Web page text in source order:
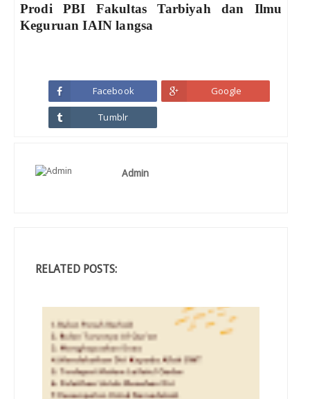
Prodi PBI Fakultas Tarbiyah dan Ilmu
Keguruan IAIN langsa
Facebook Google
Tumblr
Admin
RELATED POSTS: